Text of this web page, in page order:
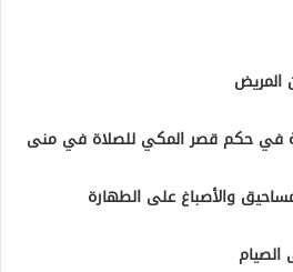
المريض
في حكم قصر المكي للصلاة في منى
والأصباغ على الطهارة